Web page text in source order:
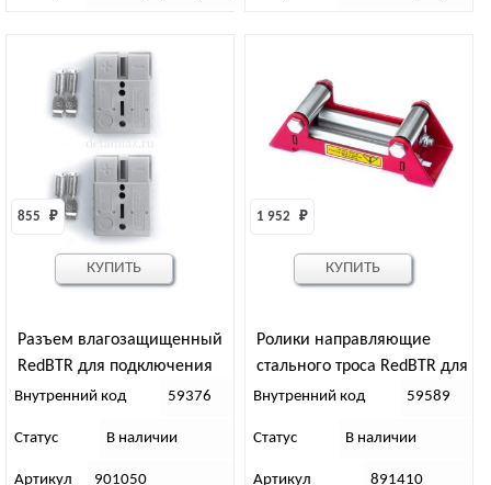
Разъем влагозащищенный
RedBTR для подключения
лебедки 50А (2шт)
855 ₽
Внутренний код 59376
Статус В наличии
Артикул 901050
КУПИТЬ
Ролики направляющие
стального троса RedBTR для
лебедок 4500 Ibs
1 952 ₽
Внутренний код 59589
Статус В наличии
Артикул 891410
КУПИТЬ